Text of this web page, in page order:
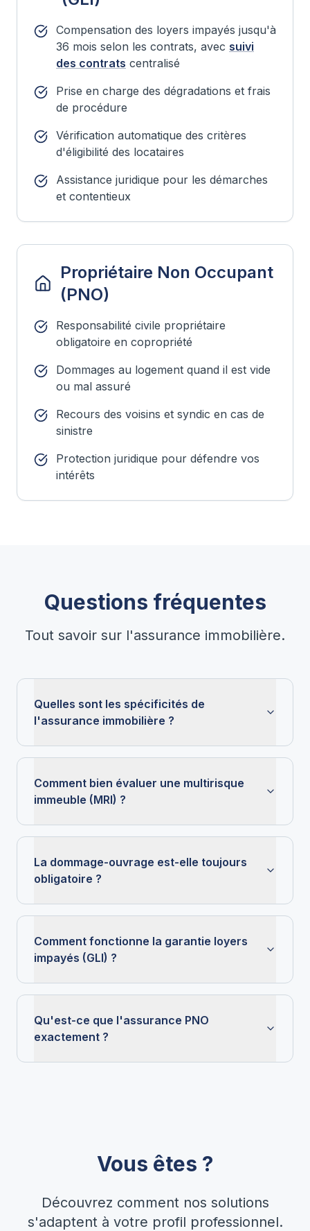
Compensation des loyers impayés jusqu'à
36 mois selon les contrats, avec suivi
des contrats centralisé
Prise en charge des dégradations et frais
de procédure
Vérification automatique des critères
d'éligibilité des locataires
Assistance juridique pour les démarches
et contentieux
Propriétaire Non Occupant
(PNO)
Responsabilité civile propriétaire
obligatoire en copropriété
Dommages au logement quand il est vide
ou mal assuré
Recours des voisins et syndic en cas de
sinistre
Protection juridique pour défendre vos
intérêts
Questions fréquentes
Tout savoir sur l'assurance immobilière.
Quelles sont les spécificités de
l'assurance immobilière ?
Comment bien évaluer une multirisque
immeuble (MRI) ?
La dommage-ouvrage est-elle toujours
obligatoire ?
Comment fonctionne la garantie loyers
impayés (GLI) ?
Qu'est-ce que l'assurance PNO
exactement ?
Vous êtes ?
Découvrez comment nos solutions
s'adaptent à votre profil professionnel.